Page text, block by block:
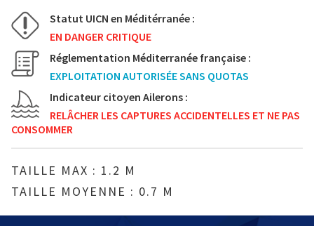
Statut UICN en Méditérranée :
EN DANGER CRITIQUE
Réglementation Méditerranée française :
EXPLOITATION AUTORISÉE SANS QUOTAS
Indicateur citoyen Ailerons :
RELÂCHER LES CAPTURES ACCIDENTELLES ET NE PAS
CONSOMMER
TAILLE MAX : 1.2 M
TAILLE MOYENNE : 0.7 M